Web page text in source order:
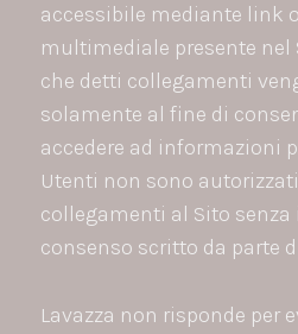
accessibile mediante link
multimediale presente nel
che detti collegamenti
solamente al fine di
accedere ad informazioni
Utenti non sono
collegamenti al Sito senza
consenso scritto da parte
Lavazza non risponde per